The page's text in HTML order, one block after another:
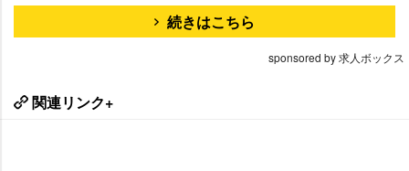
続きはこちら
sponsored by 求人ボックス
関連リンク+